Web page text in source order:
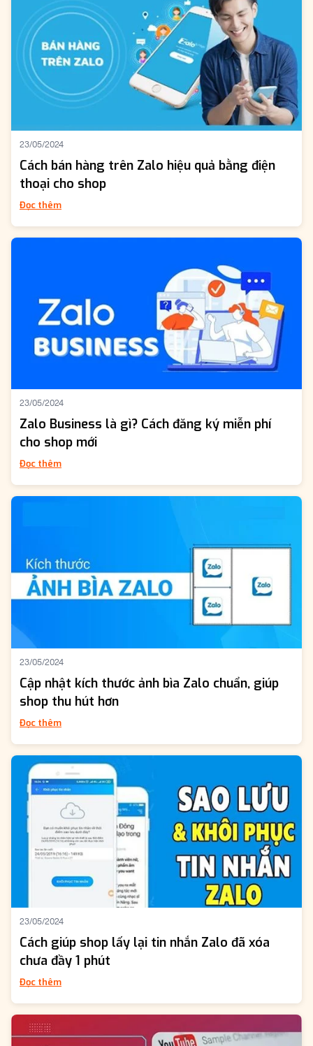
23/05/2024
Cách bán hàng trên Zalo hiệu quả bằng điện
thoại cho shop
Đọc thêm
23/05/2024
Zalo Business là gì? Cách đăng ký miễn phí
cho shop mới
Đọc thêm
23/05/2024
Cập nhật kích thước ảnh bìa Zalo chuẩn, giúp
shop thu hút hơn
Đọc thêm
23/05/2024
Cách giúp shop lấy lại tin nhắn Zalo đã xóa
chưa đầy 1 phút
Đọc thêm